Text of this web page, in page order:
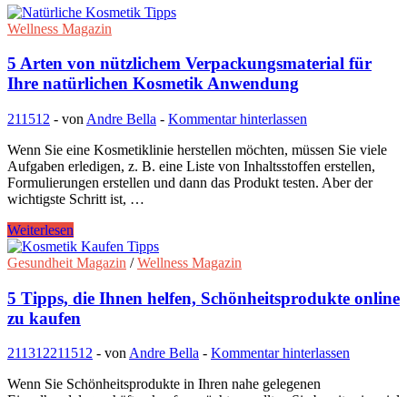
Wellness Magazin
5 Arten von nützlichem Verpackungsmaterial für
Ihre natürlichen Kosmetik Anwendung
211512 - von Andre Bella - Kommentar hinterlassen
Wenn Sie eine Kosmetiklinie herstellen möchten, müssen Sie viele
Aufgaben erledigen, z. B. eine Liste von Inhaltsstoffen erstellen,
Formulierungen erstellen und dann das Produkt testen. Aber der
wichtigste Schritt ist, …
5
Arten
von
Verpackungsmaterial
für
Ihre
Kosmetik
Anwendung
Weiterlesen
Gesundheit Magazin /Wellness Magazin
5 Tipps, die Ihnen helfen, Schönheitsprodukte online
zu kaufen
211312211512 - vonAndre Bella - Kommentar hinterlassen
Wenn Sie Schönheitsprodukte in Ihren nahe gelegenen